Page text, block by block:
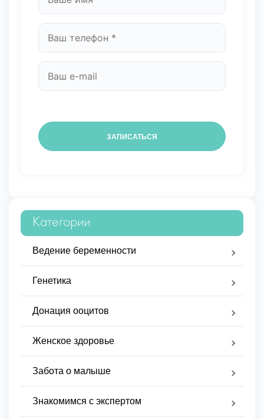
Категории
Ведение беременности
Генетика
Донация ооцитов
Женское здоровье
Забота о малыше
Знакомимся с экспертом